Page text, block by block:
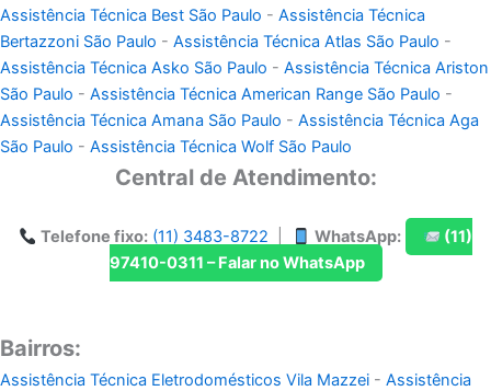
Assistência Técnica Best São Paulo - Assistência Técnica
Bertazzoni São Paulo - Assistência Técnica Atlas São Paulo -
Assistência Técnica Asko São Paulo - Assistência Técnica Ariston
São Paulo - Assistência Técnica American Range São Paulo -
Assistência Técnica Amana São Paulo - Assistência Técnica Aga
São Paulo - Assistência Técnica Wolf São Paulo
Central de Atendimento:
Telefone fixo: (11) 3483-8722 WhatsApp:
(11)
97410-0311 – Falar no WhatsApp
Bairros:
Assistência Técnica Eletrodomésticos Vila Mazzei - Assistência